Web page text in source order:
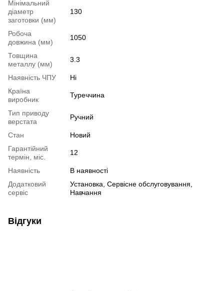
Мінімальний
діаметр
заготовки (мм)
130
Робоча
довжина (мм)
1050
Товщина
металлу (мм)
3.3
Наявність ЧПУ
Ні
Країна
виробник
Туреччина
Тип приводу
верстата
Ручний
Стан
Hовий
Гарантійний
термін, міс.
12
Наявність
В наявності
Додатковий
сервіс
Установка, Сервісне обслуговування,
Навчання
Відгуки